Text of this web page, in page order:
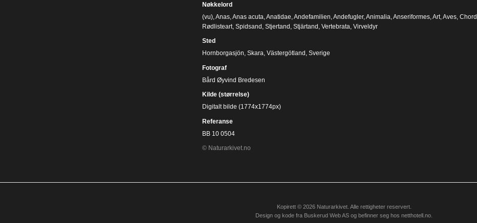
Nøkkelord
(vu), Anas, Anas acuta Anatidae Andefamilien Andefugler, Animalia Anseriformes, Art, Aves,
Rødlisteart, Spidsand Stjertand Stjärtand Vertebrata Virveldyr
Sted
Hornborgasjön, Skara, Västergötland, Sverige
Fotograf
Bård Øyvind Bredesen
Kilde (størrelse)
Digitalt bilde (1774x1774px)
Referanse
BB 10 0504
© Naturarkivet.no
Kopirett © 2026 Naturarkivet. Alle rettigheter reservert.
Design og kode fra Buskerud Web AS og befinner seg hos netthotell.no